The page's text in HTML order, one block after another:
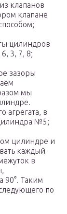
клапанов
клапане
цилиндров
3, 7, 8;
зазоры
мы
агрегата, в
№5;
цилиндре и
каждый
в
90°. Таким
по